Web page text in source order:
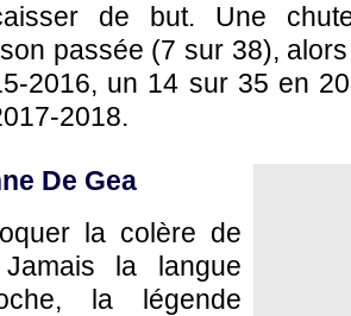
de but. Une
passée (7 sur 38),
2016, un 14 sur 35 en
2018.
De Gea
la colère de
la langue
la légende